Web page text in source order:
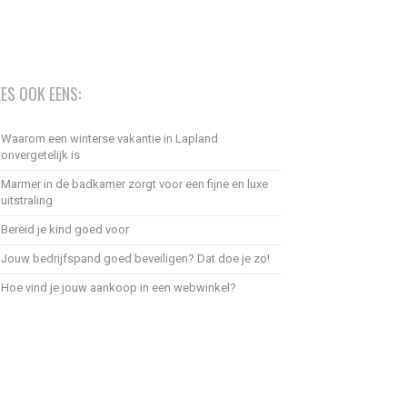
OOK EENS:
Waarom een winterse vakantie in Lapland
onvergetelijk is
Marmer in de badkamer zorgt voor een fijne en luxe
uitstraling
Bereid je kind goed voor
Jouw bedrijfspand goed beveiligen? Dat doe je zo!
Hoe vind je jouw aankoop in een webwinkel?